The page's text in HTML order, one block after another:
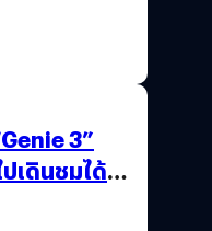
3”
เดินชมได้